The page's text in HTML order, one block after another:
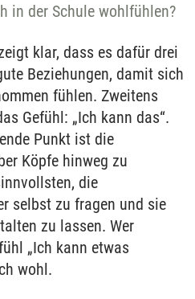
in der Schule wohlfühlen?
klar, dass es dafür drei
Beziehungen, damit sich
fühlen. Zweitens
Gefühl: „Ich kann das“.
Punkt ist die
Köpfe hinweg zu
die
selbst zu fragen und sie
zu lassen. Wer
„Ich kann etwas
wohl.